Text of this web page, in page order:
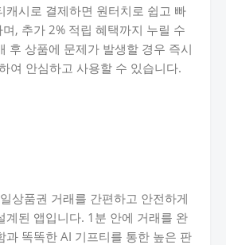
캐시로 결제하면 원터치로 쉽고 빠
, 추가 2% 적립 혜택까지 누릴 수
후 상품에 문제가 발생할 경우 즉시
여 안심하고 사용할 수 있습니다.
상품권 거래를 간편하고 안전하게
계된 앱입니다. 1분 안에 거래를 완
과 똑똑한 AI 기프티를 통한 높은 판